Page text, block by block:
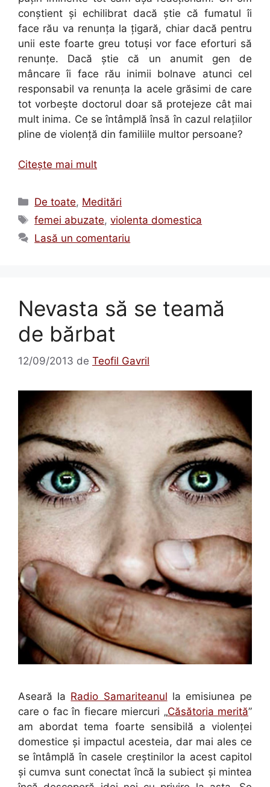
conştient şi echilibrat dacă ştie că fumatul îi
face rău va renunţa la ţigară, chiar dacă pentru
unii este foarte greu totuşi vor face eforturi să
renunţe. Dacă ştie că un anumit gen de
mâncare îi face rău inimii bolnave atunci cel
responsabil va renunţa la acele grăsimi de care
tot vorbeşte doctorul doar să protejeze cât mai
mult inima. Ce se întâmplă însă în cazul relaţiilor
pline de violenţă din familiile multor persoane?
Citește mai mult
Categorii
De toate, Meditări
Etichete
femei abuzate,violenta domestica
Lasă un comentariu
Nevasta să se teamă
de bărbat
12/09/2013 de Teofil Gavril
Aseară la Radio Samariteanul la emisiunea pe
care o fac în fiecare miercuri „Căsătoria merită”
am abordat tema foarte sensibilă a violenţei
domestice şi impactul acesteia, dar mai ales ce
se întâmplă în casele creştinilor la acest capitol
şi cumva sunt conectat încă la subiect şi mintea